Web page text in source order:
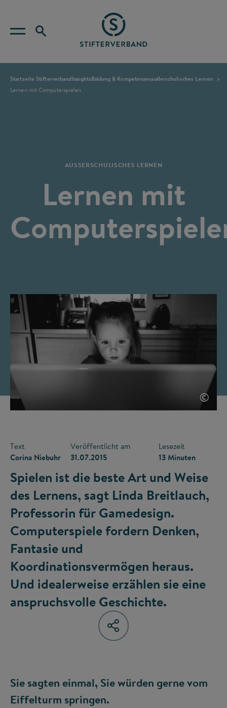
Startseite StifterverbandInsightsBildung & Kompetenzenaußerschulisches Lernen
Lernen mit Computerspielen
AUSSERSCHULISCHES LERNEN
Lernen mit
©
Text
Corina Niebuhr
Veröffentlicht am
31.07.2015
Lesezeit
13 Minuten
Spielen ist die beste Art und Weise
des Lernens, sagt Linda Breitlauch,
Professorin für Gamedesign.
Computerspiele fordern Denken,
Fantasie und
Koordinationsvermögen heraus.
Und idealerweise erzählen sie eine
anspruchsvolle Geschichte.
Sie sagten einmal, Sie würden gerne vom
Eiffelturm springen.